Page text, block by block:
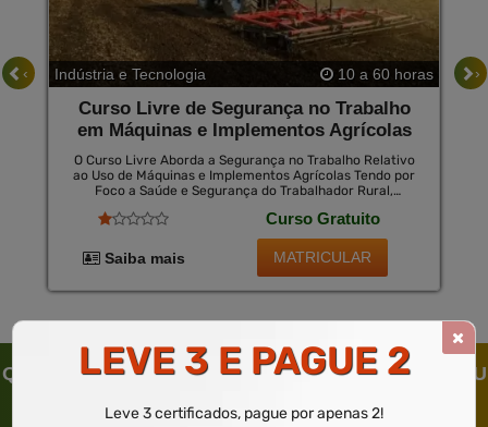
Indústria e Tecnologia 10 a 60 horas
Curso Livre de Segurança no Trabalho
em Máquinas e Implementos Agrícolas
O Curso Livre Aborda a Segurança no Trabalho Relativo
ao Uso de Máquinas e Implementos Agrícolas Tendo por
Foco a Saúde e Segurança do Trabalhador Rural,
Proteção Relativas Às Máquinas e Equipamentos
Utilizados Nesse Meio.
Curso Gratuito
Saiba mais MATRICULAR
‹ ›
QUEM SOLICITOU ESTE CURSO LIVRE, SOLICITOU
LEVE 3 E PAGUE 2
Leve 3 certificados, pague por apenas 2!